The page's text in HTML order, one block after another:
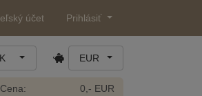
účet Prihlásiť
EUR
Cena:
0,- EUR